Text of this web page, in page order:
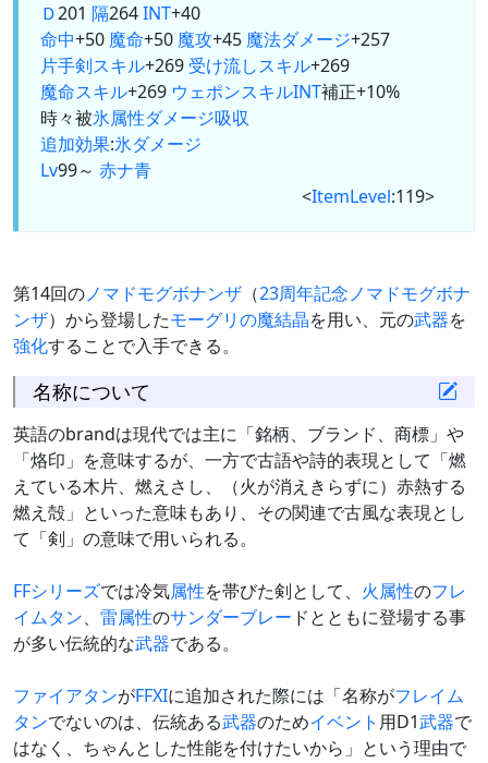
Ｄ201 隔264INT+40
命中+50 魔命+50 魔攻+45 魔法ダメージ+257
片手剣スキル+269 受け流しスキル+269
魔命スキル+269 ウェポンスキルINT補正+10%
時々被氷属性ダメージ吸収
追加効果:氷ダメージ
Lv99～ 赤ナ青
<ItemLevel:119>
第14回のノマドモグボナンザ （23周年記念ノマドモグボナ
ンザ）から登場したモーグリの魔結晶を用い、元の武器を
強化することで入手できる。
名称について
英語のbrandは現代では主に「銘柄、ブランド、商標」や
「烙印」を意味するが、一方で古語や詩的表現として「燃
えている木片、燃えさし、（火が消えきらずに）赤熱する
燃え殻」といった意味もあり、その関連で古風な表現とし
て「剣」の意味で用いられる。
FFシリーズでは冷気属性を帯びた剣として、 火属性のフレ
イムタン、 雷属性のサンダーブレー ドとともに登場する事
が多い伝統的な武器である。
ファイアタンがFFXIに追加された際には「名称がフレイム
タンでないのは、伝統ある武器のためイベント 用D1武器で
はなく、ちゃんとした性能を付けたいから」という理由で